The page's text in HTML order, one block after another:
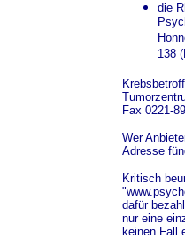
die
138
Fax 0221-
Wer
Adresse
Kritisch
"
dafür
nur eine
keinen Fall